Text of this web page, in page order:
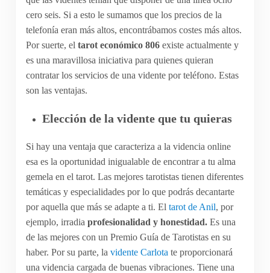
cero seis. Si a esto le sumamos que los precios de la
telefonía eran más altos, encontrábamos costes más altos.
Por suerte, el tarot económico 806 existe actualmente y
es una maravillosa iniciativa para quienes quieran
contratar los servicios de una vidente por teléfono. Estas
son las ventajas.
Elección de la vidente que tu quieras
Si hay una ventaja que caracteriza a la videncia online
esa es la oportunidad inigualable de encontrar a tu alma
gemela en el tarot. Las mejores tarotistas tienen diferentes
temáticas y especialidades por lo que podrás decantarte
por aquella que más se adapte a ti. El tarot de Anil, por
ejemplo, irradia profesionalidad y honestidad.Es una
de las mejores con un Premio Guía de Tarotistas en su
haber. Por su parte, la vidente Carlota te proporcionará
una videncia cargada de buenas vibraciones. Tiene una